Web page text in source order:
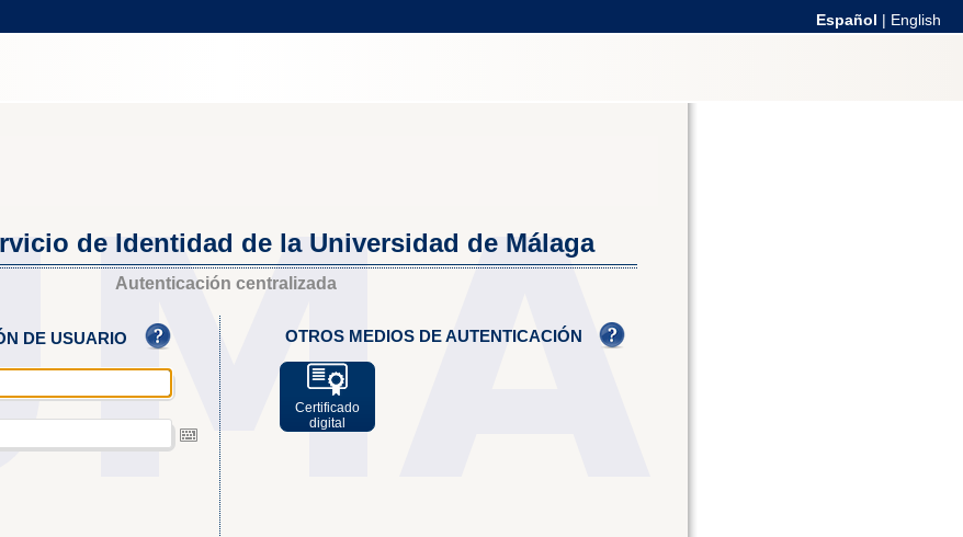
Español | English
de Identidad de la Universidad de Málaga
Autenticación centralizada
DE USUARIO OTROS MEDIOS DE AUTENTICACIÓN
Certificado
digital